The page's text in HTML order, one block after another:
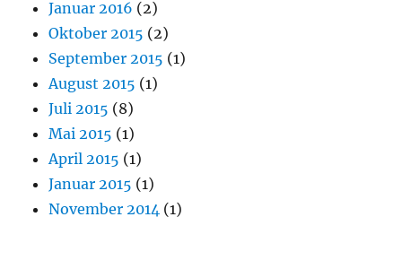
Januar 2016 (2)
Oktober 2015 (2)
September 2015 (1)
August 2015 (1)
Juli 2015 (8)
Mai 2015 (1)
April 2015 (1)
Januar 2015 (1)
November 2014 (1)